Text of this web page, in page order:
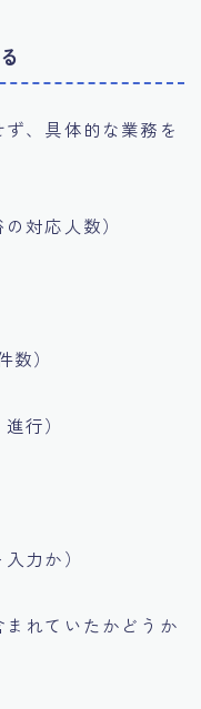
ず、具体的な業務を
対応人数）
）
行）
力か）
れていたかどうか